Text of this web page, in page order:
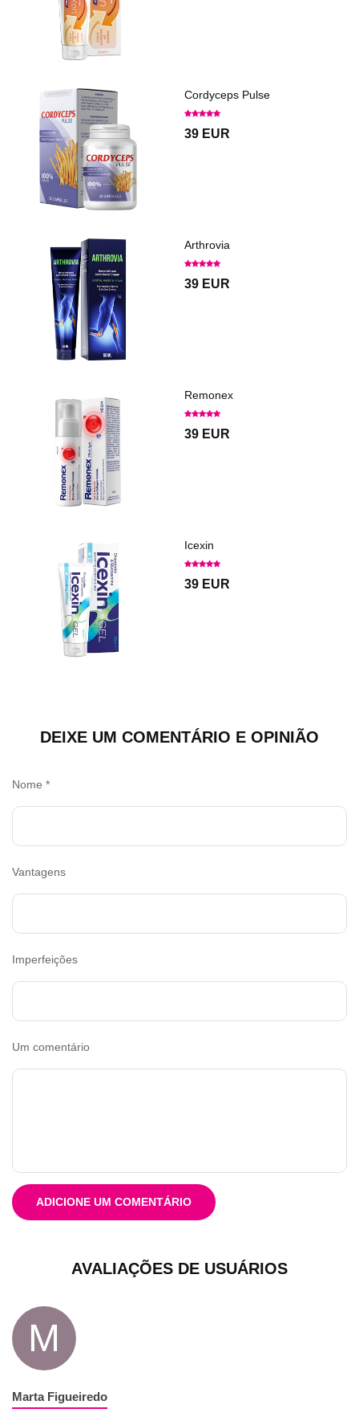
Cordyceps Pulse
39 EUR
Arthrovia
39 EUR
Remonex
39 EUR
Icexin
39 EUR
DEIXE UM COMENTÁRIO E OPINIÃO
Nome *
Vantagens
Imperfeições
Um comentário
ADICIONE UM COMENTÁRIO
AVALIAÇÕES DE USUÁRIOS
M
Marta Figueiredo